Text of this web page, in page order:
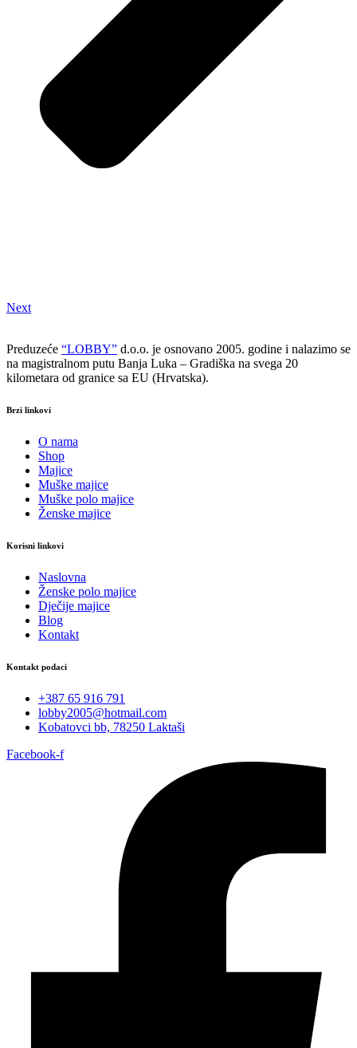
Next
Preduzeće “LOBBY” d.o.o. je osnovano 2005. godine i nalazimo se
na magistralnom putu Banja Luka – Gradiška na svega 20
kilometara od granice sa EU (Hrvatska).
Brzi linkovi
O nama
Shop
Majice
Muške majice
Muške polo majice
Ženske majice
Korisni linkovi
Naslovna
Ženske polo majice
Dječije majice
Blog
Kontakt
Kontakt podaci
+387 65 916 791
lobby2005@hotmail.com
Kobatovci bb, 78250 Laktaši
Facebook-f